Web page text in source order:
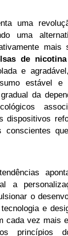
uma
uma
mais
de nicotina
e
estável e
da
dispositivos
conscientes
a
o
e
cada vez mais
princípios